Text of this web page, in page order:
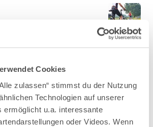
Cookies
zulassen“ stimmst du der Nutzung
Technologien auf unserer
ermöglicht u.a. interessante
oder Videos. Wenn
Wörishofen nach
©
nach Altensteig
DAUER
SCHWIERIGKEIT
mittel